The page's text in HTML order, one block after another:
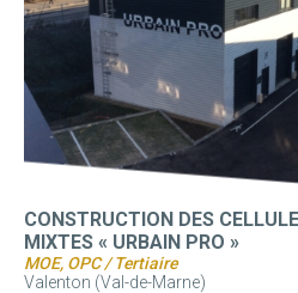
CONSTRUCTION DES
MIXTES « URBAIN PRO »
MOE, OPC / Tertiaire
Valenton (Val-de-Marne)